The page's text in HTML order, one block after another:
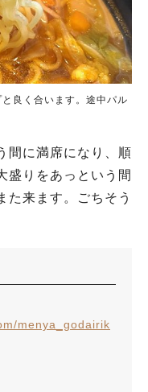
良く合います。途中パル
間に満席になり、順
盛りをあっという間
た来ます。ごちそう
menya_godairik